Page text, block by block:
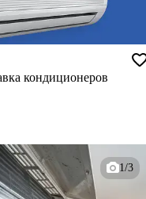
кондиционеров
1/3